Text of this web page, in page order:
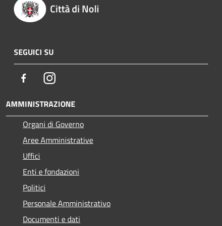
Città di Noli
SEGUICI SU
FacebookInstagram
AMMINISTRAZIONE
Organi di Governo
Aree Amministrative
Uffici
Enti e fondazioni
Politici
Personale Amministrativo
Documenti e dati